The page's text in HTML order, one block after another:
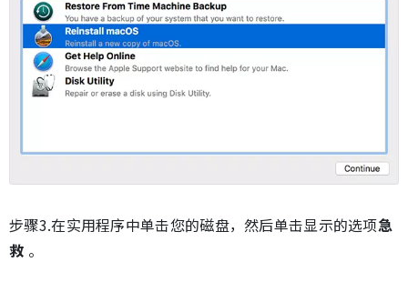
步骤3.在实用程序中单击您的磁盘，然后单击显示的选项急
救 。